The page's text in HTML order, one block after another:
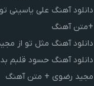
دانلود آهنگ علی یاسینی
+متن آهنگ
دانلود آهنگ مثل تو از
دانلود آهنگ حسود قلبم
مجید رضوی + متن آهنگ